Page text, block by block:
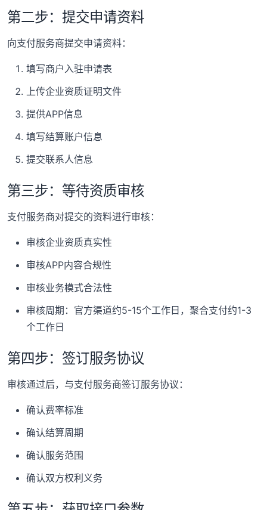
第二步：提交申请资料
向支付服务商提交申请资料：
填写商户入驻申请表
上传企业资质证明文件
提供APP信息
填写结算账户信息
提交联系人信息
第三步：等待资质审核
支付服务商对提交的资料进行审核：
审核企业资质真实性
审核APP内容合规性
审核业务模式合法性
审核周期：官方渠道约5-15个工作日，聚合支付约1-3
个工作日
第四步：签订服务协议
审核通过后，与支付服务商签订服务协议：
确认费率标准
确认结算周期
确认服务范围
确认双方权利义务